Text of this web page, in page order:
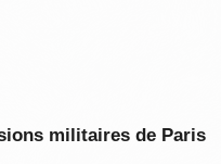
militaires de Paris